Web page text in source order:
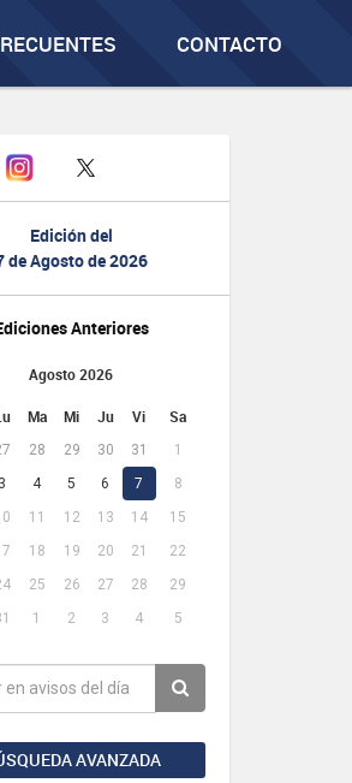
CONTACTO
Edición del
de Agosto de 2026
Anteriores
Agosto 2026
Ma Mi Ju Vi Sa
28 29 30 31
1
3 4 5 6 7
8
11 12 13 14
15
18 19 20 21
22
25 26 27 28
29
1 2 3 4 5
AVANZADA